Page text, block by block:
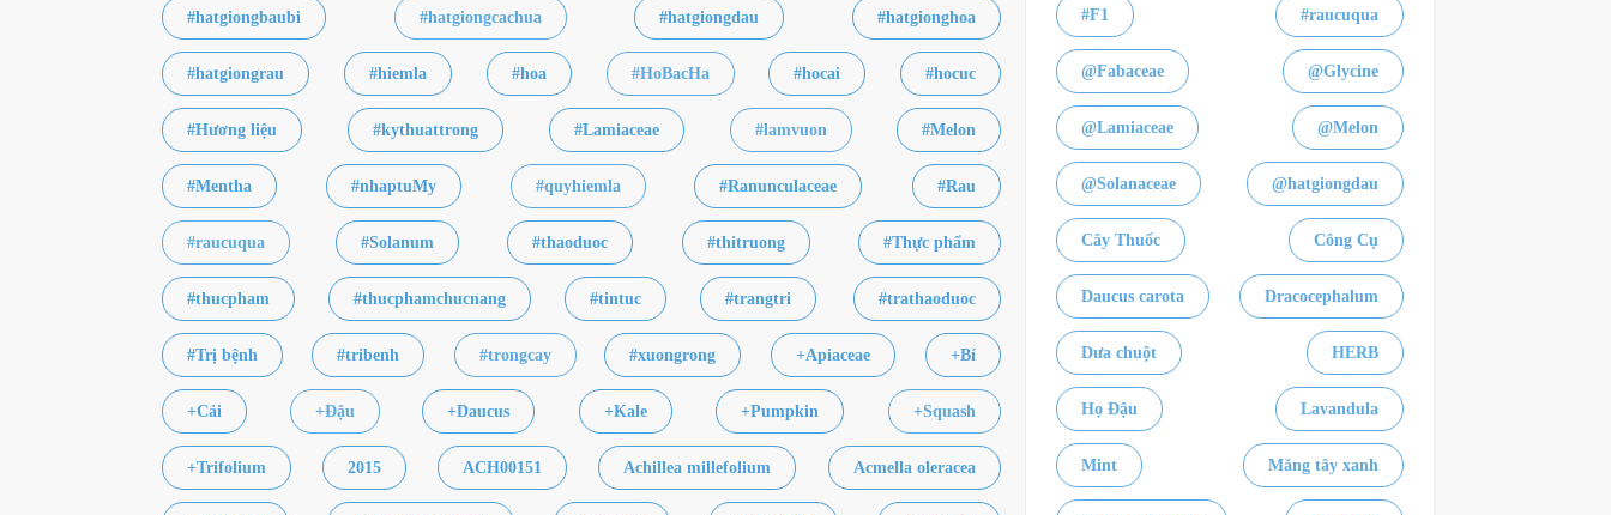
#hatgiongbaubi #hatgiongcachua #hatgiongdau #hatgionghoa
#hatgiongrau #hiemla #hoa #HoBacHa #hocai #hocuc
#Hương liệu #kythuattrong #Lamiaceae #lamvuon #Melon
#Mentha #nhaptuMy #quyhiemla #Ranunculaceae #Rau
#raucuqua #Solanum #thaoduoc #thitruong #Thực phẩm
#thucpham #thucphamchucnang #tintuc #trangtri #trathaoduoc
#Trị bệnh #tribenh #trongcay #xuongrong +Apiaceae +Bí
+Cải +Đậu +Daucus +Kale +Pumpkin +Squash
+Trifolium 2015 ACH00151 Achillea millefolium Acmella oleracea
#F1 #raucuqua
@Fabaceae @Glycine
@Lamiaceae @Melon
@Solanaceae @hatgiongdau
Cây Thuốc Công Cụ
Daucus carota Dracocephalum
Dưa chuột HERB
Họ Đậu Lavandula
Mint Măng tây xanh